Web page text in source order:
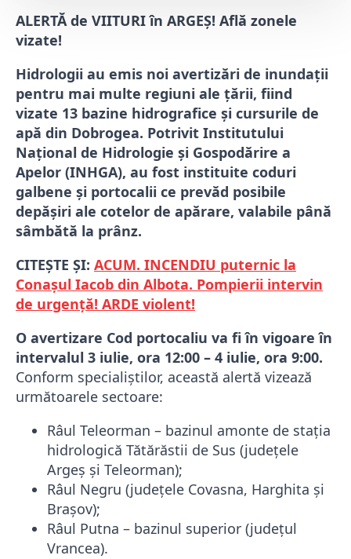
ALERTĂ de VIITURI în ARGEȘ! Află zonele
vizate!
Hidrologii au emis noi avertizări de inundații
pentru mai multe regiuni ale țării, fiind
vizate 13 bazine hidrografice și cursurile de
apă din Dobrogea. Potrivit Institutului
Național de Hidrologie și Gospodărire a
Apelor (INHGA), au fost instituite coduri
galbene și portocalii ce prevăd posibile
depășiri ale cotelor de apărare, valabile până
sâmbătă la prânz.
CITEȘTE ȘI: ACUM. INCENDIU puternic la
Conașul Iacob din Albota. Pompierii intervin
de urgență! ARDE violent!
O avertizare Cod portocaliu va fi în vigoare în
intervalul 3 iulie, ora 12:00 – 4 iulie, ora 9:00.
Conform specialiștilor, această alertă vizează
următoarele sectoare:
Râul Teleorman – bazinul amonte de stația
hidrologică Tătărăstii de Sus (județele
Argeș și Teleorman);
Râul Negru (județele Covasna, Harghita și
Brașov);
Râul Putna – bazinul superior (județul
Vrancea).